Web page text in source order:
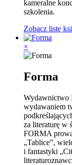
kameralne
szkolenia.
Zobacz listę
×
Forma
Wydawnictwo
wydawaniem
za literaturę w
FORMA
„Tablice”,
i fantastyki